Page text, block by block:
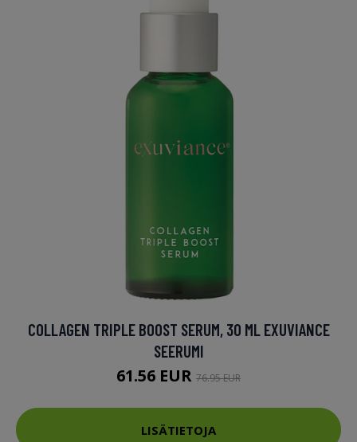
COLLAGEN TRIPLE BOOST SERUM, 30 ML EXUVIANCE
SEERUMI
61.56 EUR 76.95 EUR
LISÄTIETOJA